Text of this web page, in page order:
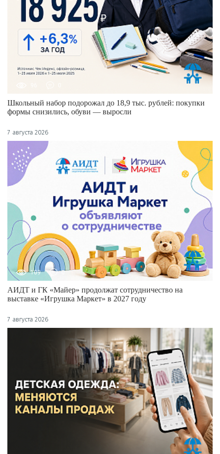
Школьный набор подорожал до 18,9 тыс. рублей: покупки
формы снизились, обуви — выросли
7 августа 2026
109 0
АИДТ и ГК «Майер» продолжат сотрудничество на
выставке «Игрушка Маркет» в 2027 году
7 августа 2026